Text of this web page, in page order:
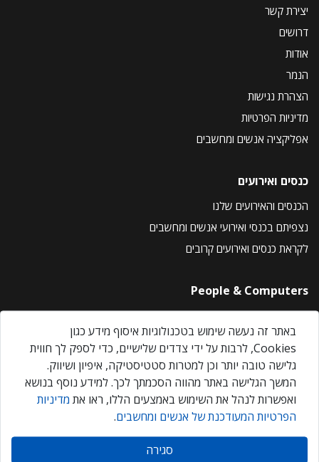
יצירת קשר
דרושים
אודות
הנמר
הצהרת נגישות
מדיניות הפרטיות
אפליקציה אנשים ומחשבים
כנסים ואירועים
הכנסים והאירועים שלנו
נצפיתם בכנסי ואירועי אנשים ומחשבים
לקראת כנסים ואירועים קרובים
People & Computers
About Us
Privacy Policy
Contact Us
Our Events
אנשים ומחשבים © 2026 – כל הזכויות שמורות
באתר זה נעשה שימוש בטכנולוגיות איסוף מידע כגון
Cookies, לרבות על ידי צדדים שלישיים, כדי לספק לך חווית
גלישה טובה יותר וכן למטרות סטטיסטיקה, איפיון ושיווק.
המשך הגלישה באתר מהווה הסכמתך לכך. למידע נוסף בנושא
ואפשרות לנהל את השימוש באמצעים הללו, ראו את מדיניות
הפרטיות המעודכנת של אנשים ומחשבים.
סגירה